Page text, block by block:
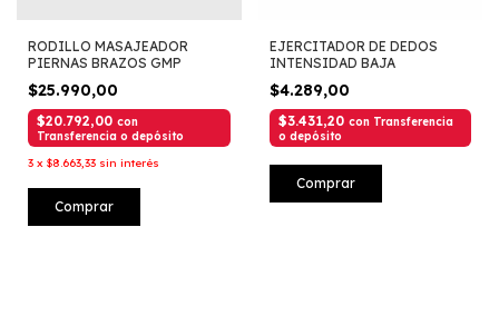
RODILLO MASAJEADOR
PIERNAS BRAZOS GMP
$25.990,00
$20.792,00 con
Transferencia o depósito
3 x $8.663,33 sin interés
Comprar
EJERCITADOR DE DEDOS
INTENSIDAD BAJA
$4.289,00
$3.431,20 con Transferencia
o depósito
Comprar